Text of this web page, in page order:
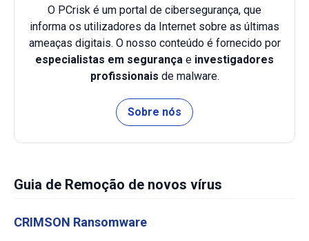
O PCrisk é um portal de cibersegurança, que
informa os utilizadores da Internet sobre as últimas
ameaças digitais. O nosso conteúdo é fornecido por
especialistas em segurança e investigadores
profissionais de malware.
Sobre nós
Guia de Remoção de novos vírus
CRIMSON Ransomware